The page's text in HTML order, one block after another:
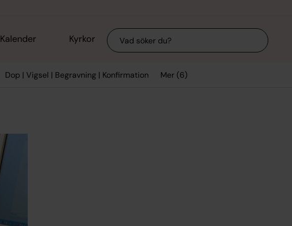
Kalender Kyrkor Sök
Dop | Vigsel | Begravning | Konfirmation Mer (6)